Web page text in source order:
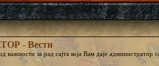
- Вести
важности за рад сајта која Вам даје администратор